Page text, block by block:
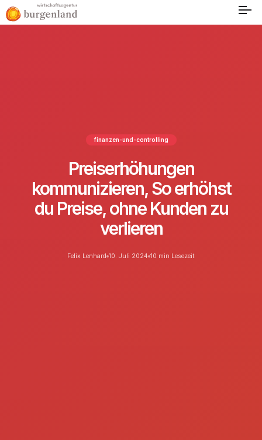
finanzen-und-controlling
Preiserhöhungen
kommunizieren, So erhöhst
du Preise, ohne Kunden zu
verlieren
Felix Lenhard 10. Juli 2024 10 min Lesezeit